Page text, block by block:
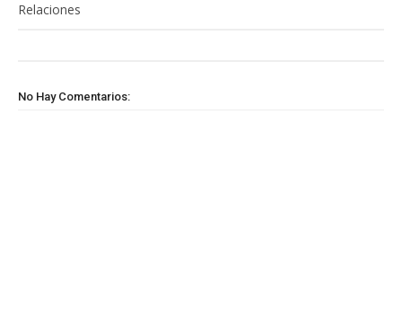
Relaciones
No Hay Comentarios: